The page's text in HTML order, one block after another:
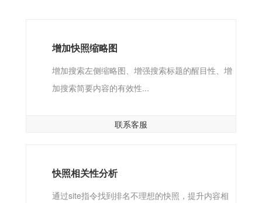
增加快照缩略图
增加搜索左侧缩略图、增强搜索标题的醒目性、增
加搜索简要内容的有效性...
联系客服
快照相关性分析
通过site指令找到排名不理想的快照，提升内容相